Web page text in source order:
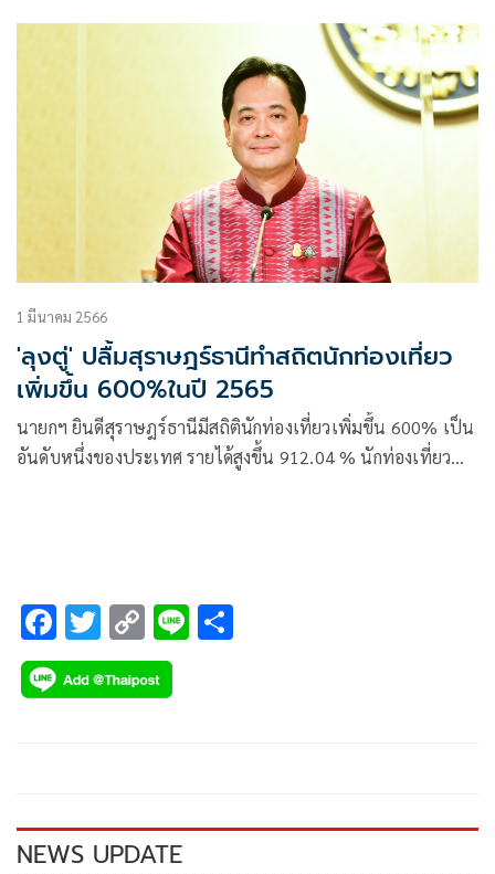
1 มีนาคม 2566
'ลุงตู่' ปลื้มสุราษฎร์ธานีทำสถิตนักท่องเที่ยว
เพิ่มขึ้น 600%ในปี 2565
นายกฯ ยินดีสุราษฎร์ธานีมีสถิตินักท่องเที่ยวเพิ่มขึ้น 600% เป็น
อันดับหนึ่งของประเทศ รายได้สูงขึ้น 912.04 % นักท่องเที่ยว
F
ac
e
k
T
wi
tt
C
o
p
k
Li
NEWS UPDATE